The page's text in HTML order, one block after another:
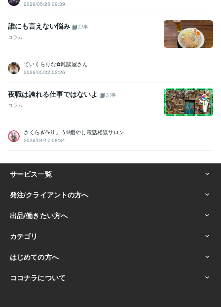
2026/05/25 09:39
誰にも言えない悩み
記事
コラム
ていくらりな︎✿雑談屋さん
2026/05/22 02:26
夜職は誇れる仕事ではないよ
記事
コラム
さくらぎ☕りょう⛎癒やし電話相談サロン
2026/04/17 08:34